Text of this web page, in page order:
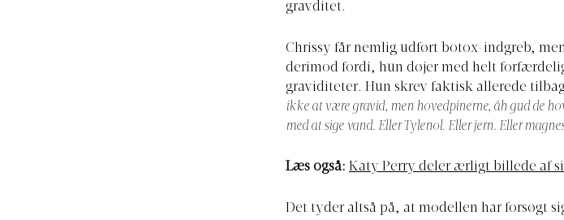
gravditet.
Chrissy får nemlig udført botox-indgreb,
derimod fordi, hun døjer med helt
graviditeter. Hun skrev faktisk allerede
ikke at være gravid, men hovedpinerne, åh gud de
med at sige vand. Eller Tylenol. Eller jern. Eller
Læs også: Katy Perry deler ærligt billede af
Det tyder altså på, at modellen har forsøgt